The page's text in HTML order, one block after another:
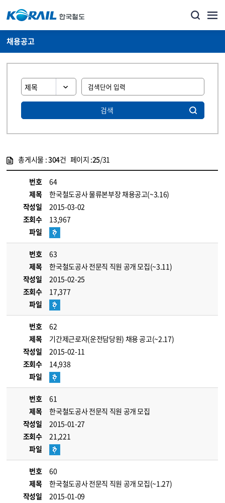
채용공고
검색
총게시물 :304건 페이지 :25/31
번호
64
제목
한국철도공사 물류본부장 채용공고(~3.16)
작성일
2015-03-02
조회수
13,967
파일
번호
63
제목
한국철도공사 전문직 직원 공개 모집(~3.11)
작성일
2015-02-25
조회수
17,377
파일
번호
62
제목
기간제근로자(운전담당원) 채용 공고(~2.17)
작성일
2015-02-11
조회수
14,938
파일
번호
61
제목
한국철도공사 전문직 직원 공개 모집
작성일
2015-01-27
조회수
21,221
파일
번호
60
제목
한국철도공사 전문직 직원 공개 모집(~1.27)
작성일
2015-01-09